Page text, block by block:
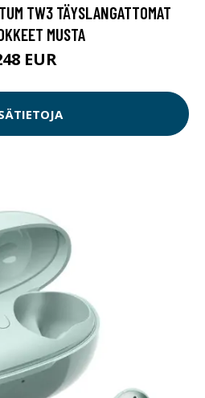
TW3 TÄYSLANGATTOMAT
MUSTA
EUR